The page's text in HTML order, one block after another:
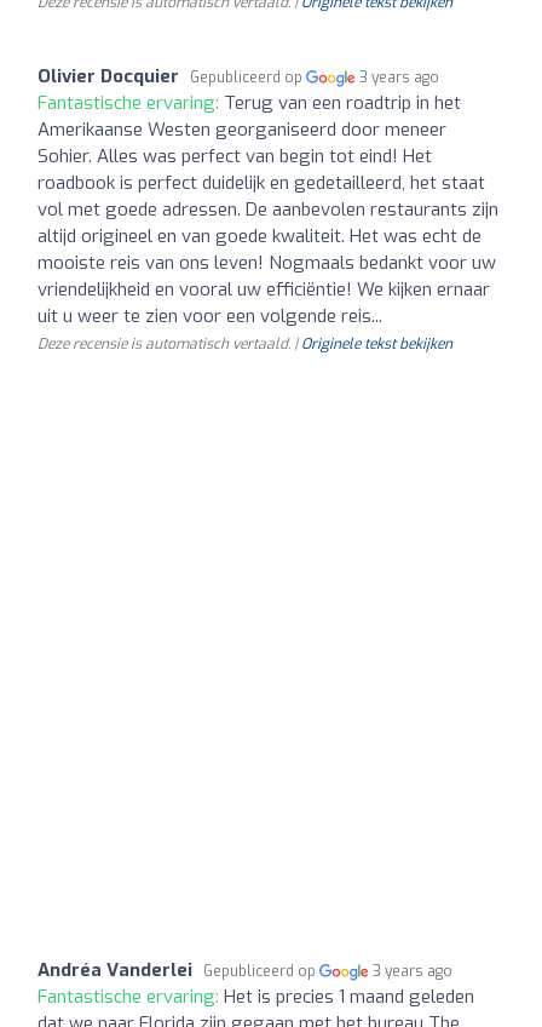
Olivier Docquier Gepubliceerd op 3 years ago
Fantastische ervaring: Terug van een roadtrip in het
Amerikaanse Westen georganiseerd door meneer
Sohier. Alles was perfect van begin tot eind! Het
roadbook is perfect duidelijk en gedetailleerd, het staat
vol met goede adressen. De aanbevolen restaurants zijn
altijd origineel en van goede kwaliteit. Het was echt de
mooiste reis van ons leven! Nogmaals bedankt voor uw
vriendelijkheid en vooral uw efficiëntie! We kijken ernaar
uit u weer te zien voor een volgende reis...
Deze recensie is automatisch vertaald. |Originele tekst bekijken
Andréa Vanderlei Gepubliceerd op 3 years ago
Fantastische ervaring: Het is precies 1 maand geleden